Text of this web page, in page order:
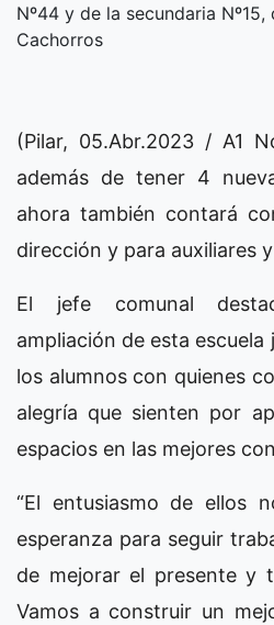
Nº44 y de la secundaria
Cachorros
(Pilar, 05.Abr.2023 / A1
además de tener 4
ahora también contará
dirección y para auxiliares
El jefe comunal
ampliación de esta
los alumnos con quienes
alegría que sienten por
espacios en las mejores
“El entusiasmo de ellos
esperanza para seguir
de mejorar el presente y
Vamos a construir un